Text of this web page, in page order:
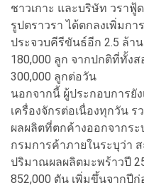
ชาวเกาะ และบริษัท วราฟู้
รูปตราวรา ได้ตกลงเพิ่มก
ประจวบคีรีขันธ์อีก 2.5 ล้า
180,000 ลูก จากปกติที่ทั้ง
300,000 ลูกต่อวัน
นอกจากนี้ ผู้ประกอบการยั
เครื่องจักรต่อเนื่องทุกวัน ร
ผลผลิตที่ตกค้างออกจากระ
กรมการค้าภายในระบุว่า
ปริมาณผลผลิตมะพร้าวปี
852,000 ตัน เพิ่มขึ้นจากปี